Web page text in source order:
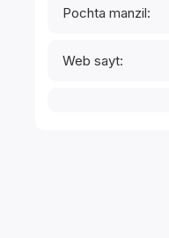
Pochta manzil:
Web sayt: